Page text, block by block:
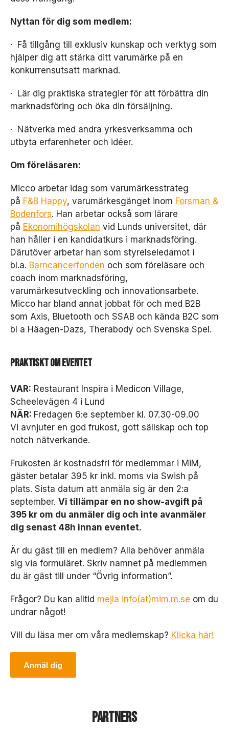
Nyttan för dig som medlem:
· Få tillgång till exklusiv kunskap och verktyg som
hjälper dig att stärka ditt varumärke på en
konkurrensutsatt marknad.
· Lär dig praktiska strategier för att förbättra din
marknadsföring och öka din försäljning.
· Nätverka med andra yrkesverksamma och
utbyta erfarenheter och idéer.
Om föreläsaren:
Micco arbetar idag som varumärkesstrateg
på F&B Happy, varumärkesgänget inom Forsman &
Bodenfors. Han arbetar också som lärare
på Ekonomihögskolan vid Lunds universitet, där
han håller i en kandidatkurs i marknadsföring.
Därutöver arbetar han som styrelseledamot i
bl.a. Barncancerfonden och som föreläsare och
coach inom marknadsföring,
varumärkesutveckling och innovationsarbete.
Micco har bland annat jobbat för och med B2B
som Axis, Bluetooth och SSAB och kända B2C som
bl a Häagen-Dazs, Therabody och Svenska Spel.
Praktiskt om eventet
VAR: Restaurant Inspira i Medicon Village,
Scheelevägen 4 i Lund
NÄR: Fredagen 6:e september kl. 07.30-09.00
Vi avnjuter en god frukost, gott sällskap och top
notch nätverkande.
Frukosten är kostnadsfri för medlemmar i MiM,
gäster betalar 395 kr inkl. moms via Swish på
plats. Sista datum att anmäla sig är den 2:a
september. Vi tillämpar en no show-avgift på
395 kr om du anmäler dig och inte avanmäler
dig senast 48h innan eventet.
Är du gäst till en medlem? Alla behöver anmäla
sig via formuläret. Skriv namnet på medlemmen
du är gäst till under “Övrig information”.
Frågor? Du kan alltid mejla info(at)mim.m.se om du
undrar något!
Vill du läsa mer om våra medlemskap? Klicka här!
Anmäl dig
Partners
N
ö
d
v
n
d
i
D
e
s
s
r
in
t
t
äl
ja
b
o
.
e
b
e
ö
v
ö
d